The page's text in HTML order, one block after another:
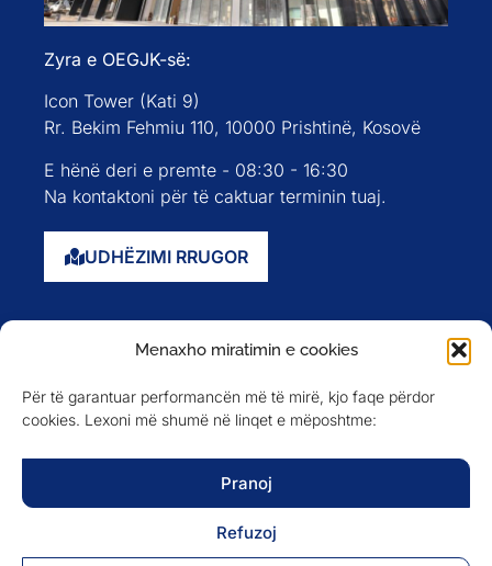
Menaxho miratimin e cookies
Për të garantuar performancën më të mirë, kjo faqe përdor
cookies. Lexoni më shumë në linqet e mëposhtme:
Pranoj
Refuzoj
Zyra e OEGJK-së:
Icon Tower (Kati 9)
Rr. Bekim Fehmiu 110, 10000 Prishtinë, Kosovë
E hënë deri e premte - 08:30 - 16:30
Na kontaktoni për të caktuar terminin tuaj.
UDHËZIMI RRUGOR
Evente
Anëtarët
Newsletter